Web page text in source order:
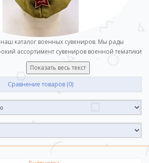
каталог военных сувениров. Мы рады
ассортимент сувениров военной тематики
до крупных партий. Заказывайте прямо
не стесняйтесь их задавать, мы всегда на
Показать весь текст
Сравнение товаров (0)